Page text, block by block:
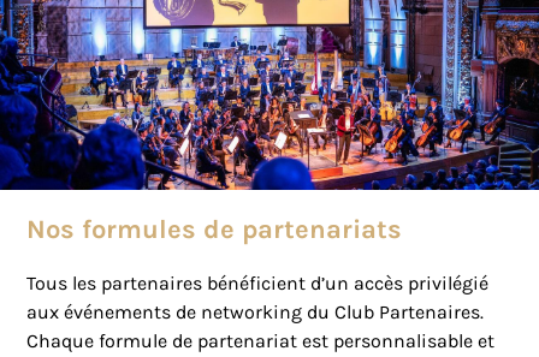
Nos formules de partenariats
Tous les partenaires bénéficient d’un accès privilégié
aux événements de networking du Club Partenaires.
Chaque formule de partenariat est personnalisable et